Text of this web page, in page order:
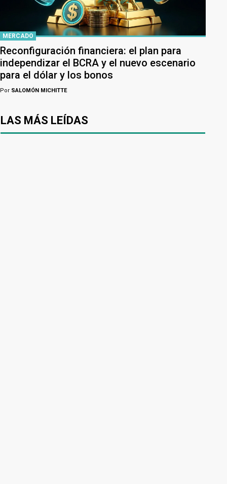
MERCADO
Reconfiguración financiera: el plan para
independizar el BCRA y el nuevo escenario
para el dólar y los bonos
Por SALOMÓN MICHITTE
LAS MÁS LEÍDAS